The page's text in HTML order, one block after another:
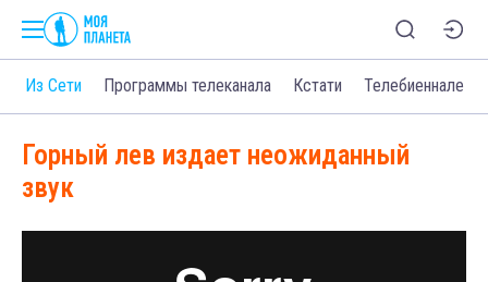
Из Сети Программы телеканала Кстати Телебиеннале
Горный лев издает неожиданный
звук